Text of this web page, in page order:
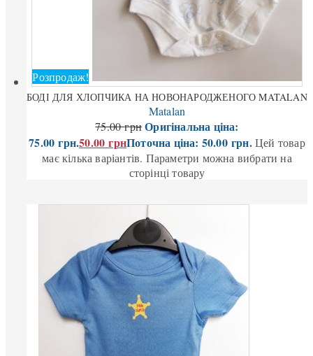
Розпродаж!
БОДІ ДЛЯ ХЛОПЧИКА НА НОВОНАРОДЖЕНОГО MATALAN
Matalan
75.00грн Оригінальна ціна:
75.00 грн.50.00грнПоточна ціна: 50.00 грн. Цей товар
має кілька варіантів. Параметри можна вибрати на
сторінці товару